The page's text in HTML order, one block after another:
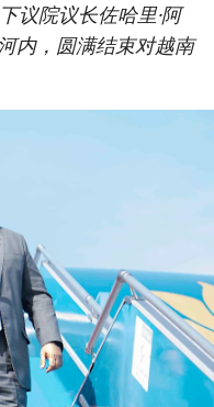
议院议长佐哈里·阿
内，圆满结束对越南